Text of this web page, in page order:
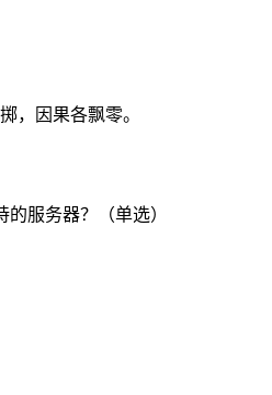
，因果各飘零。
服务器？（单选）